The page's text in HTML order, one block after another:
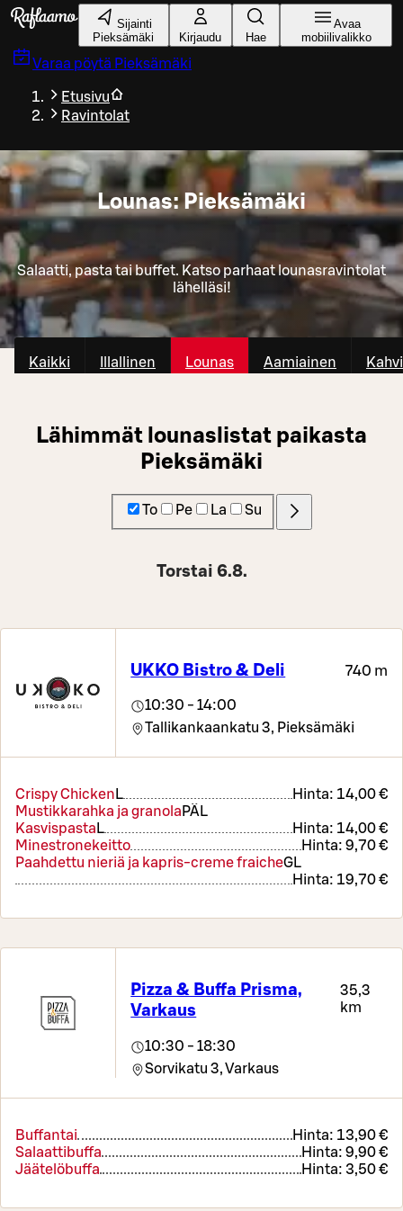
Siirry pääsisältöön
Sijainti
Pieksämäki
Kirjaudu Hae
Avaa
mobiilivalikko
Varaa pöytä Pieksämäki
Etusivu
Ravintolat
Lounas: Pieksämäki
Salaatti, pasta tai buffet. Katso parhaat lounasravintolat
lähelläsi!
Kaikki Illallinen Lounas Aamiainen
Lähimmät lounaslistat paikasta
Pieksämäki
To Pe La Su
Torstai 6.8.
UKKO Bistro & Deli 740 m
10:30 - 14:00
Tallikankaankatu 3, Pieksämäki
Crispy Chicken L Hinta: 14,00 €
Mustikkarahka ja granola PÄL
Kasvispasta L Hinta: 14,00 €
Minestronekeitto
Hinta: 9,70 €
Paahdettu nieriä ja kapris-creme fraicheGL
Hinta: 19,70 €
Pizza & Buffa Prisma,
Varkaus
35,3
km
10:30 - 18:30
Sorvikatu 3,Varkaus
Buffantai Hinta: 13,90 €
Salaattibuffa
Hinta: 9,90 €
Jäätelöbuffa
Hinta: 3,50 €